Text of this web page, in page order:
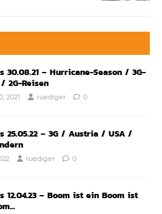
30.08.21 – Hurricane-Season / 3G-
2G-Reisen
2021 ruediger 0
25.05.22 – 3G / Austria / USA /
ruediger 0
12.04.23 – Boom ist ein Boom ist